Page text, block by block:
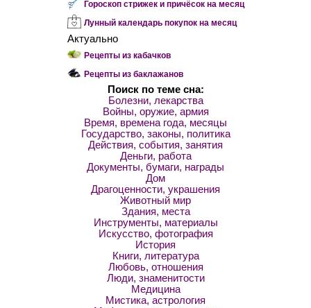
Гороскоп стрижек и причёсок на месяц
Лунный календарь покупок на месяц
Актуально
Рецепты из кабачков
Рецепты из баклажанов
Поиск по теме сна:
Болезни, лекарства
Войны, оружие, армия
Время, времена года, месяцы
Государство, законы, политика
Действия, события, занятия
Деньги, работа
Документы, бумаги, награды
Дом
Драгоценности, украшения
Животный мир
Здания, места
Инструменты, материалы
Искусство, фотография
История
Книги, литература
Любовь, отношения
Люди, знаменитости
Медицина
Мистика, астрология